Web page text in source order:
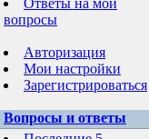
Ответы на мои
вопросы
Авторизация
Мои настройки
Зарегистрироваться
Вопросы и ответы